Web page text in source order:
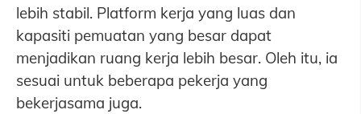
lebih stabil. Platform kerja yang luas dan
kapasiti pemuatan yang besar dapat
menjadikan ruang kerja lebih besar. Oleh itu, ia
sesuai untuk beberapa pekerja yang
bekerjasama juga.